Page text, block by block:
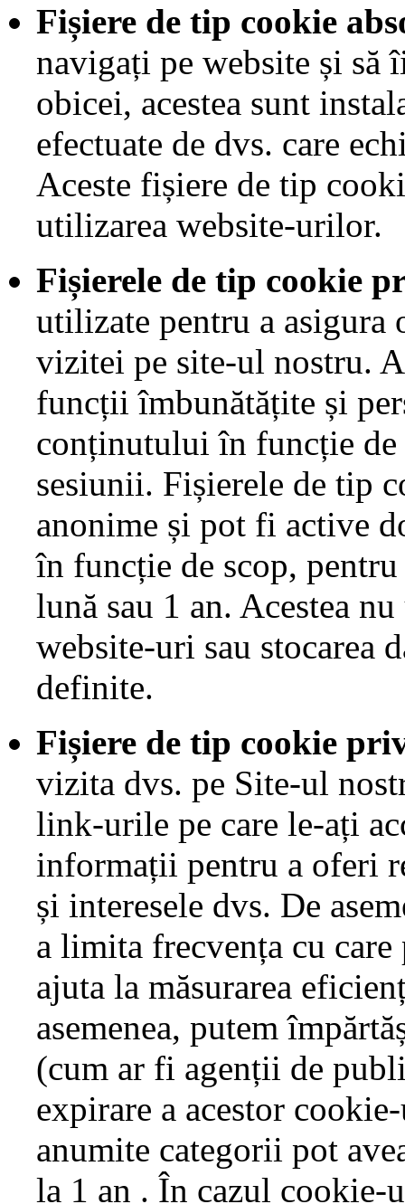
Fișiere de tip cookie
navigați pe website și
obicei, acestea sunt
efectuate de dvs. care
Aceste fișiere de tip
utilizarea website-urilor.
Fișierele de tip cookie
utilizate pentru a
vizitei pe site-ul nostru.
funcții îmbunătățite și
conținutului în funcție
sesiunii. Fișierele de tip
anonime și pot fi active
în funcție de scop,
lună sau 1 an. Acestea
website-uri sau stocarea
definite.
Fișiere de tip cookie
vizita dvs. pe Site-ul
link-urile pe care le-ați
informații pentru a oferi
și interesele dvs. De
a limita frecvența cu
ajuta la măsurarea
asemenea, putem
(cum ar fi agenții de
expirare a acestor
anumite categorii pot
la 1 an . În cazul cookie-